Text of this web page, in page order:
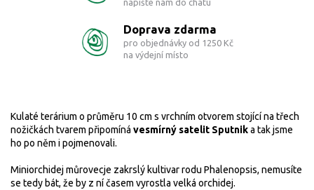
napište nám do chatu
Doprava zdarma
pro objednávky od 1250 Kč
na výdejní místo
Kulaté terárium o průměru 10 cm s vrchním otvorem stojící na třech
nožičkách tvarem připomíná vesmírný satelit Sputnika tak jsme
ho po něm i pojmenovali.
Miniorchidej můrovecje zakrslý kultivar rodu Phalenopsis, nemusíte
se tedy bát, že by z ní časem vyrostla velká orchidej.